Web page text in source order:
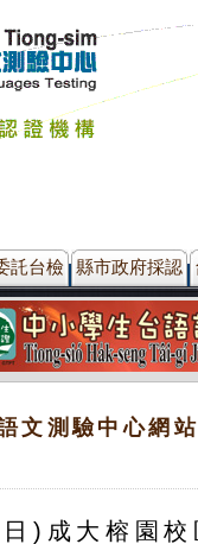
託台檢 縣市政府採認
文測驗中心網
)成大榕園校